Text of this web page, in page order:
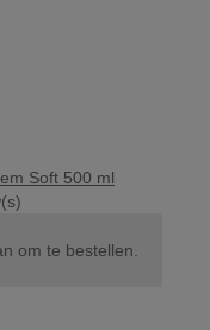
Soft 500 ml
om te bestellen.